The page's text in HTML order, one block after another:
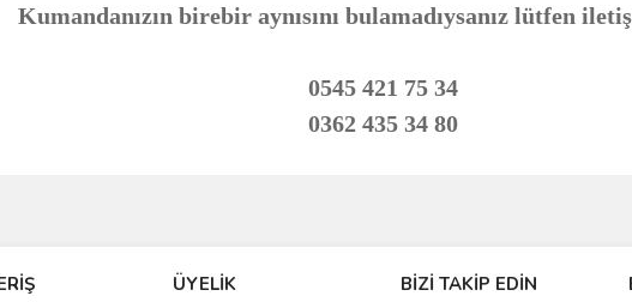
Kumandanızın birebir aynısını bulamadıysanız lütfen
0545 421 75 34
0362 435 34 80
ÜYELİK BİZİ TAKİP EDİN